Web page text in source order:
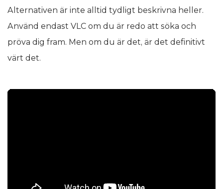
Alternativen är inte alltid tydligt beskrivna heller.
Använd endast VLC om du är redo att söka och
pröva dig fram. Men om du är det, är det definitivt
värt det.